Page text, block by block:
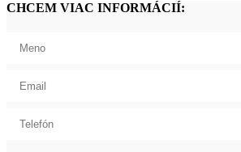
CHCEM VIAC INFORMÁCIÍ: